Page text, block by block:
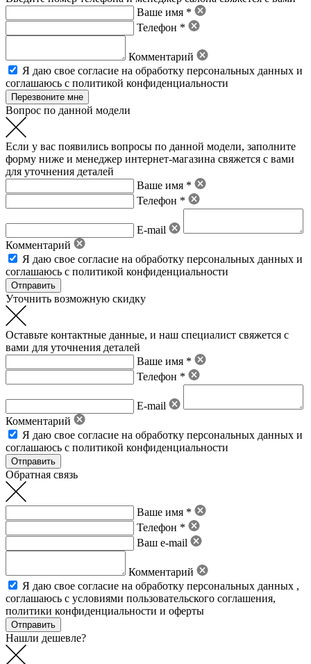
Ваше имя *
Телефон *
Комментарий
Я даю свое согласие на обработку персональных данных и
соглашаюсь с политикой конфиденциальности
Вопрос по данной модели
Если у вас появились вопросы по данной модели, заполните
форму ниже и менеджер интернет-магазина свяжется с вами
для уточнения деталей
Ваше имя *
Телефон *
E-mail
Комментарий
Я даю свое согласие на обработку персональных данных и
соглашаюсь с политикой конфиденциальности
Уточнить возможную скидку
Оставьте контактные данные, и наш специалист свяжется с
вами для уточнения деталей
Ваше имя *
Телефон *
E-mail
Комментарий
Я даю свое согласие на обработку персональных данных и
соглашаюсь с политикой конфиденциальности
Обратная связь
Ваше имя *
Телефон *
Ваш e-mail
Комментарий
Я даю свое согласие на обработку персональных данных ,
соглашаюсь с условиями пользовательского соглашения,
политики конфиденциальности и оферты
Нашли дешевле?